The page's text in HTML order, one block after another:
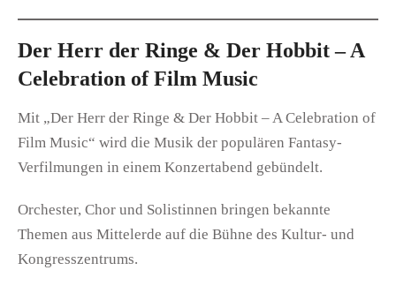
Der Herr der Ringe & Der Hobbit – A
Celebration of Film Music
Mit „Der Herr der Ringe & Der Hobbit – A Celebration of
Film Music“ wird die Musik der populären Fantasy-
Verfilmungen in einem Konzertabend gebündelt.
Orchester, Chor und Solistinnen bringen bekannte
Themen aus Mittelerde auf die Bühne des Kultur- und
Kongresszentrums.